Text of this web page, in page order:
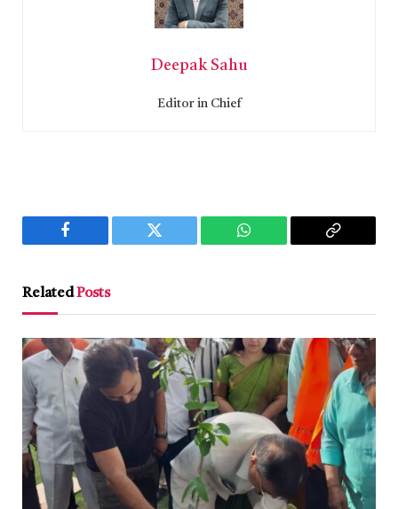
Deepak Sahu
Editor in Chief
Facebook Twitter WhatsApp
Copy
RelatedPosts